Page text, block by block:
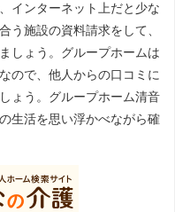
インターネット上だと少な
う施設の資料請求をして、
しょう。グループホームは
ので、他人からの口コミに
ょう。グループホーム清音
生活を思い浮かべながら確